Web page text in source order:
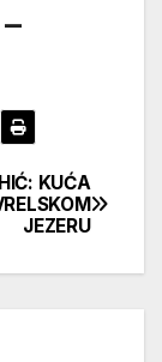
KUĆA
JEZERU